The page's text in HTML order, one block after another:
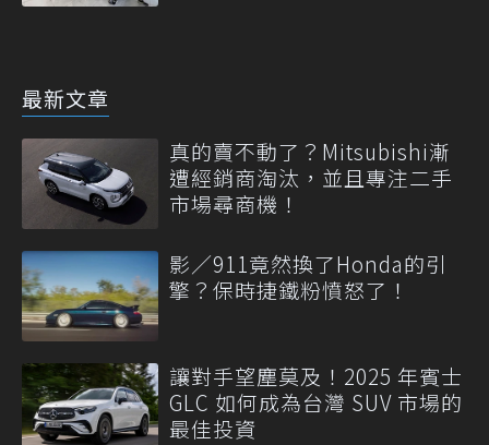
最新文章
真的賣不動了？Mitsubishi漸
遭經銷商淘汰，並且專注二手
市場尋商機！
影／911竟然換了Honda的引
擎？保時捷鐵粉憤怒了！
讓對手望塵莫及！2025 年賓士
GLC 如何成為台灣 SUV 市場的
最佳投資